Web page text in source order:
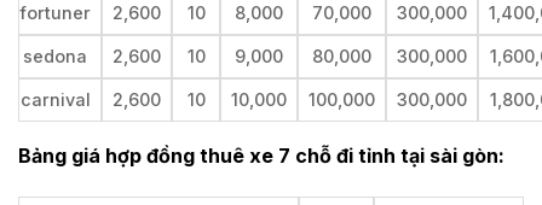
fortuner 2,600 10 8,000 70,000 300,000
sedona 2,600 10 9,000 80,000 300,000
carnival 2,600 10 10,000 100,000 300,000
Bảng giá hợp đồng thuê xe 7 chỗ đi tỉnh tại sài gòn: